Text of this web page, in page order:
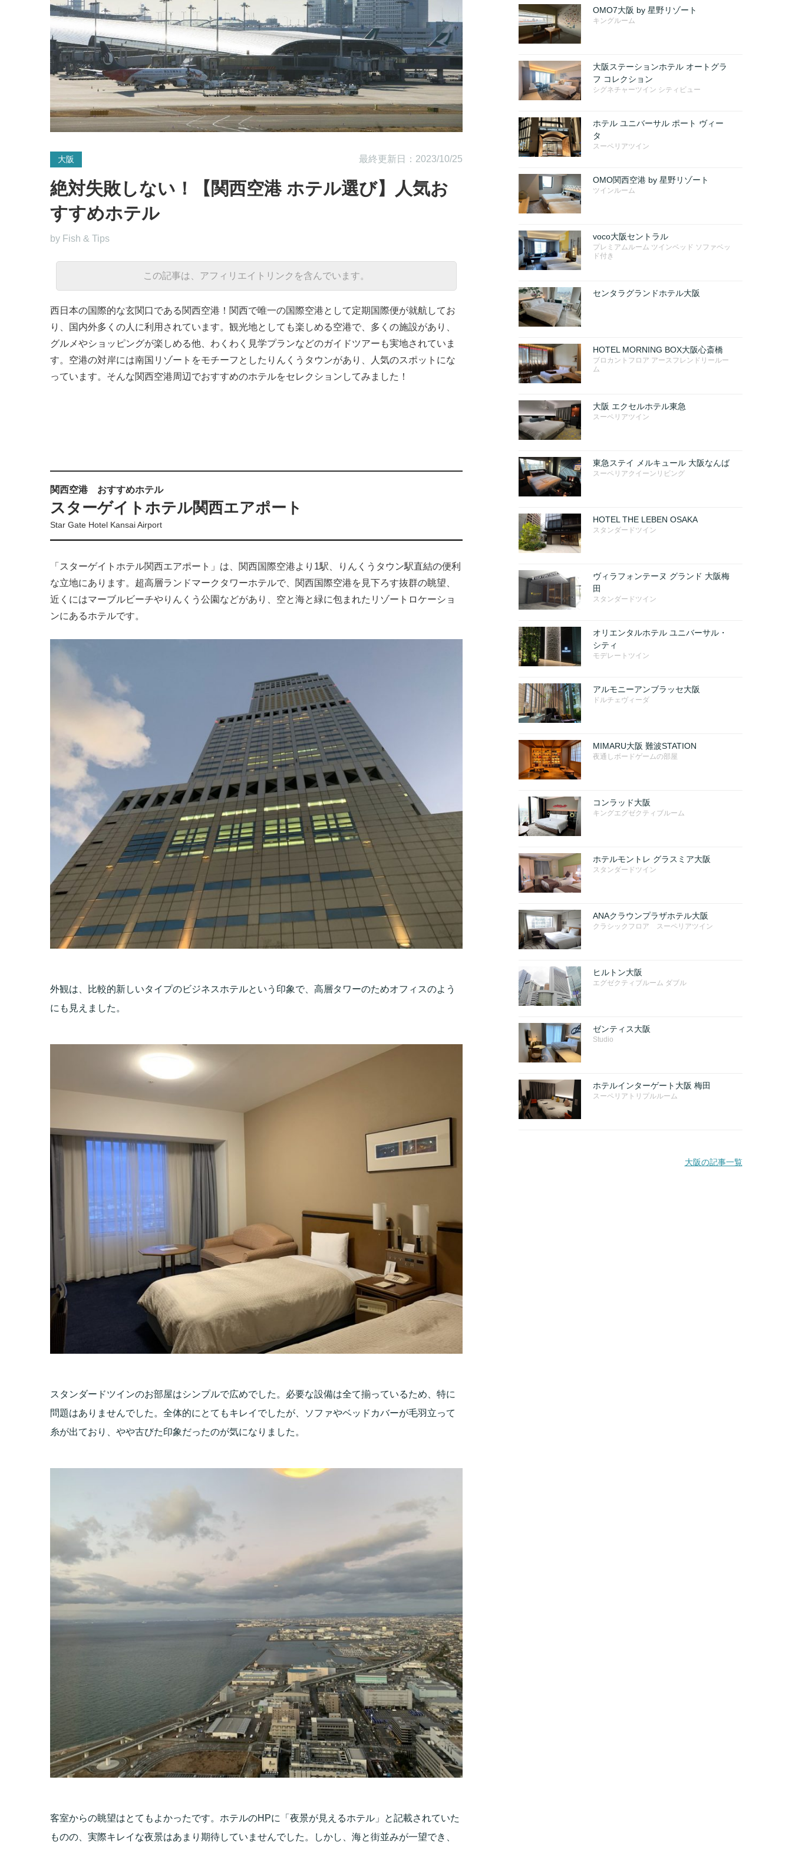
大阪 最終更新日：2023/10/25
絶対失敗しない！【関西空港 ホテル選び】人気お
すすめホテル
by Fish & Tips
この記事は、アフィリエイトリンクを含んでいます。
西日本の国際的な玄関口である関西空港！関西で唯一の国際空港として定期国際便が就航してお
り、国内外多くの人に利用されています。観光地としても楽しめる空港で、多くの施設があり、
グルメやショッピングが楽しめる他、わくわく見学プランなどのガイドツアーも実地されていま
す。空港の対岸には南国リゾートをモチーフとしたりんくうタウンがあり、人気のスポットにな
っています。そんな関西空港周辺でおすすめのホテルをセレクションしてみました！
関西空港 おすすめホテル
スターゲイトホテル関西エアポート
Star Gate Hotel Kansai Airport
「スターゲイトホテル関西エアポート」は、関西国際空港より1駅、りんくうタウン駅直結の便利
な立地にあります。超高層ランドマークタワーホテルで、関西国際空港を見下ろす抜群の眺望、
近くにはマーブルビーチやりんくう公園などがあり、空と海と緑に包まれたリゾートロケーショ
ンにあるホテルです。
外観は、比較的新しいタイプのビジネスホテルという印象で、高層タワーのためオフィスのよう
にも見えました。
スタンダードツインのお部屋はシンプルで広めでした。必要な設備は全て揃っているため、特に
問題はありませんでした。全体的にとてもキレイでしたが、ソファやベッドカバーが毛羽立って
糸が出ており、やや古びた印象だったのが気になりました。
客室からの眺望はとてもよかったです。ホテルのHPに「夜景が見えるホテル」と記載されていた
ものの、実際キレイな夜景はあまり期待していませんでした。しかし、海と街並みが一望でき、
OMO7大阪 by 星野リゾート
キングルーム
大阪ステーションホテル オートグラ
フ コレクション
シグネチャーツイン シティビュー
ホテル ユニバーサル ポート ヴィー
タ
スーペリアツイン
OMO関西空港 by 星野リゾート
ツインルーム
voco大阪セントラル
プレミアムルーム ツインベッド ソファベッ
ド付き
センタラグランドホテル大阪
HOTEL MORNING BOX大阪心斎橋
ブロカントフロア アースフレンドリールー
ム
大阪 エクセルホテル東急
スーペリアツイン
東急ステイ メルキュール 大阪なんば
スーペリアクイーンリビング
HOTEL THE LEBEN OSAKA
スタンダードツイン
ヴィラフォンテーヌ グランド 大阪梅
田
スタンダードツイン
オリエンタルホテル ユニバーサル・
シティ
モデレートツイン
アルモニーアンブラッセ大阪
ドルチェヴィーダ
MIMARU大阪 難波STATION
夜通しボードゲームの部屋
コンラッド大阪
キングエグゼクティブルーム
ホテルモントレ グラスミア大阪
スタンダードツイン
ANAクラウンプラザホテル大阪
クラシックフロア スーペリアツイン
ヒルトン大阪
エグゼクティブルーム ダブル
ゼンティス大阪
Studio
ホテルインターゲート大阪 梅田
スーペリアトリプルルーム
大阪の記事一覧